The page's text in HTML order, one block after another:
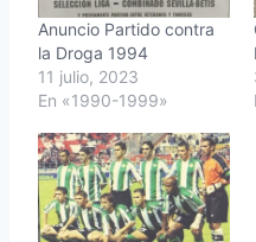
Anuncio Partido contra
la Droga 1994
11 julio, 2023
En «1990-1999»